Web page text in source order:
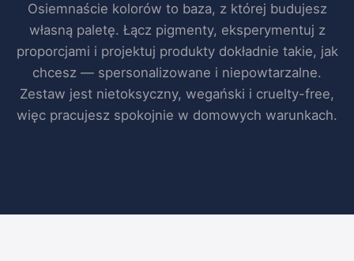
Osiemnaście kolorów to baza, z której budujesz
własną paletę. Łącz pigmenty, eksperymentuj z
proporcjami i projektuj produkty dokładnie takie, jak
chcesz — spersonalizowane i niepowtarzalne.
Zestaw jest nietoksyczny, wegański i cruelty-free,
więc pracujesz spokojnie w domowych warunkach.